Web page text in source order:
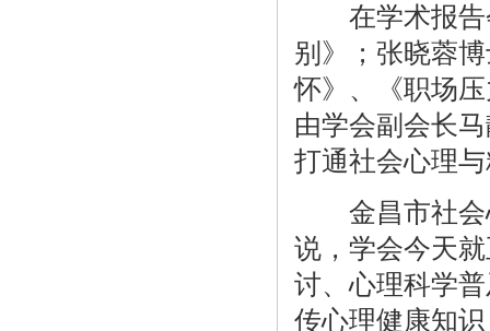
在学术报告
别》；张晓蓉
怀》、《职场
由学会副会长
打通社会心理
金昌市社会
说，学会今天
讨、心理科学
传心理健康知